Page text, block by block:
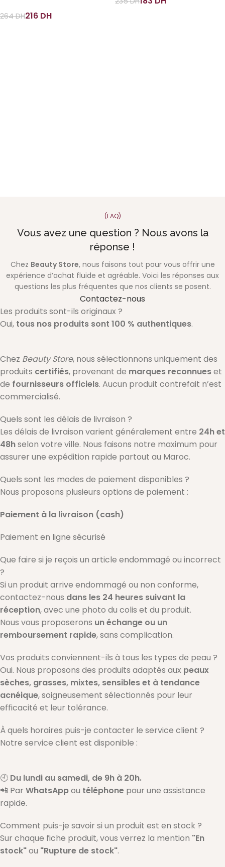
264DH216 DH
(FAQ)
Vous avez une question ? Nous avons la
réponse !
Chez Beauty Store, nous faisons tout pour vous offrir une
expérience d’achat fluide et agréable. Voici les réponses aux
questions les plus fréquentes que nos clients se posent.
Contactez-nous
Les produits sont-ils originaux ?
Oui, tous nos produits sont 100 % authentiques.
Chez Beauty Store, nous sélectionnons uniquement des
produits certifiés, provenant de marques reconnueset
de fournisseurs officiels. Aucun produit contrefait n’est
commercialisé.
Quels sont les délais de livraison ?
Les délais de livraison varient généralement entre 24h et
48hselon votre ville. Nous faisons notre maximum pour
assurer une expédition rapide partout au Maroc.
Quels sont les modes de paiement disponibles ?
Nous proposons plusieurs options de paiement :
Paiement à la livraison (cash)
Paiement en ligne sécurisé
Que faire si je reçois un article endommagé ou incorrect
?
Si un produit arrive endommagé ou non conforme,
contactez-nous dans les 24 heures suivant la
réception, avec une photo du colis et du produit.
Nous vous proposerons un échange ou un
remboursement rapide, sans complication.
Vos produits conviennent-ils à tous les types de peau ?
Oui. Nous proposons des produits adaptés aux peaux
sèches, grasses, mixtes, sensibles et à tendance
acnéique, soigneusement sélectionnés pour leur
efficacité et leur tolérance.
À quels horaires puis-je contacter le service client ?
Notre service client est disponible :
🕘 Du lundi au samedi, de 9h à 20h.
📲 Par WhatsAppou téléphone pour une assistance
rapide.
Comment puis-je savoir si un produit est en stock ?
Sur chaque fiche produit, vous verrez la mention "En
stock"ou "Rupture de stock".